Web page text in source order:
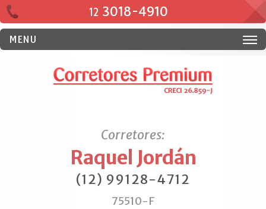
12 3018-4910
MENU
Corretores:
Raquel Jordán
(12) 99128-4712
75510-F